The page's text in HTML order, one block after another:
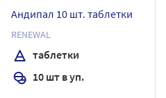
Андипал 10 шт. таблетки
RENEWAL
таблетки
10 шт в уп.